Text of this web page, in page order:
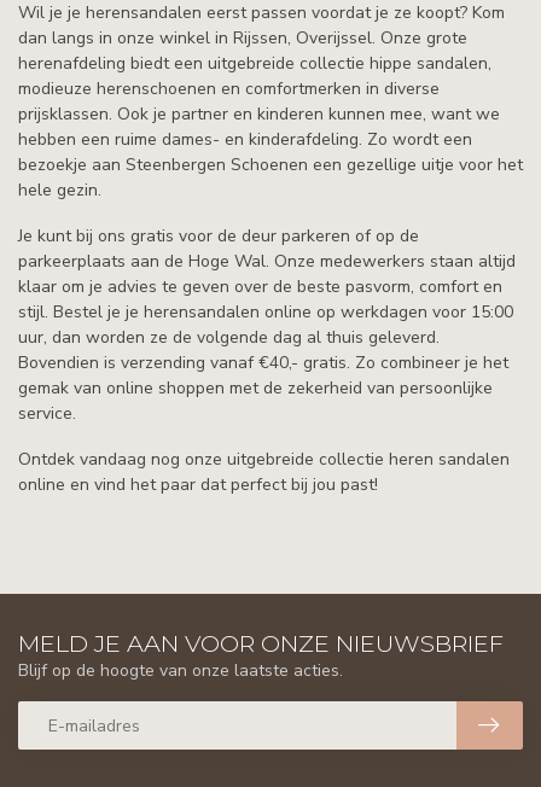
Wil je je herensandalen eerst passen voordat je ze koopt? Kom
dan langs in onze winkel in Rijssen, Overijssel. Onze grote
herenafdeling biedt een uitgebreide collectie hippe sandalen,
modieuze herenschoenen en comfortmerken in diverse
prijsklassen. Ook je partner en kinderen kunnen mee, want we
hebben een ruime dames- en kinderafdeling. Zo wordt een
bezoekje aan Steenbergen Schoenen een gezellige uitje voor het
hele gezin.
Je kunt bij ons gratis voor de deur parkeren of op de
parkeerplaats aan de Hoge Wal. Onze medewerkers staan altijd
klaar om je advies te geven over de beste pasvorm, comfort en
stijl. Bestel je je herensandalen online op werkdagen voor 15:00
uur, dan worden ze de volgende dag al thuis geleverd.
Bovendien is verzending vanaf €40,- gratis. Zo combineer je het
gemak van online shoppen met de zekerheid van persoonlijke
service.
Ontdek vandaag nog onze uitgebreide collectie heren sandalen
online en vind het paar dat perfect bij jou past!
MELD JE AAN VOOR ONZE NIEUWSBRIEF
Blijf op de hoogte van onze laatste acties.